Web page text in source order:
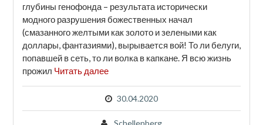
глубины генофонда – результата исторически
модного разрушения божественных начал
(смазанного желтыми как золото и зелеными как
доллары, фантазиями), вырывается вой! То ли белуги,
попавшей в сеть, то ли волка в капкане. Я всю жизнь
прожил Читать далее
30.04.2020
Schellenberg